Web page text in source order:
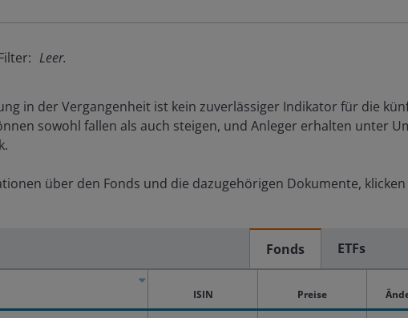
Leer.
in der Vergangenheit ist kein zuverlässiger Indikator für die
sowohl fallen als auch steigen, und Anleger erhalten unter
über den Fonds und die dazugehörigen Dokumente,
Fonds ETFs
ISIN Preise